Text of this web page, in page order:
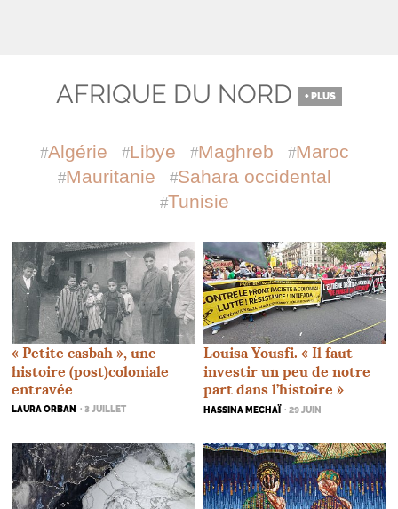
AFRIQUE DU NORD + PLUS
Algérie Libye Maghreb
Maroc
Mauritanie
Sahara occidental
Tunisie
« Petite casbah », une
histoire (post)coloniale
entravée
LAURA ORBAN · 3 JUILLET
Louisa Yousfi. « Il faut
investir un peu de notre
part dans l’histoire »
HASSINA MECHAÏ · 29 JUIN